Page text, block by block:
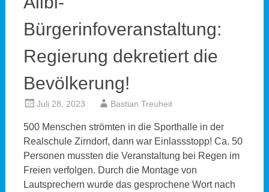
Bürgerinfoveranstaltung:
Regierung dekretiert die
Bevölkerung!
Juli 28, 2023 Bastian Treuheit
500 Menschen strömten in die Sporthalle in der
Realschule Zirndorf, dann war Einlassstopp! Ca. 50
Personen mussten die Veranstaltung bei Regen im
Freien verfolgen. Durch die Montage von
Lautsprechern wurde das gesprochene Wort nach